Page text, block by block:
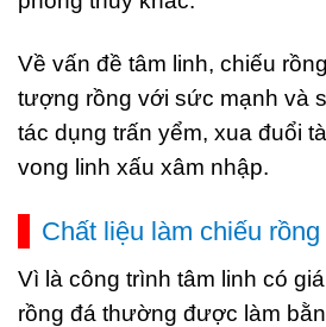
Về vấn đề tâm linh, chiếu
tượng rồng với sức mạnh và
tác dụng trấn yểm, xua đuổi
vong linh xấu xâm nhập.
Chất liệu làm chiếu rồng
Vì là công trình tâm linh có
rồng đá thường được làm